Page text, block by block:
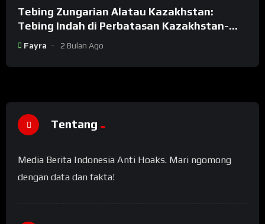
Tebing Zungarian Alatau Kazakhstan:
Tebing Indah di Perbatasan Kazakhstan-
China
Fayra 2 Bulan Ago
Tentang
Media Berita Indonesia Anti Hoaks. Mari ngomong
dengan data dan fakta!